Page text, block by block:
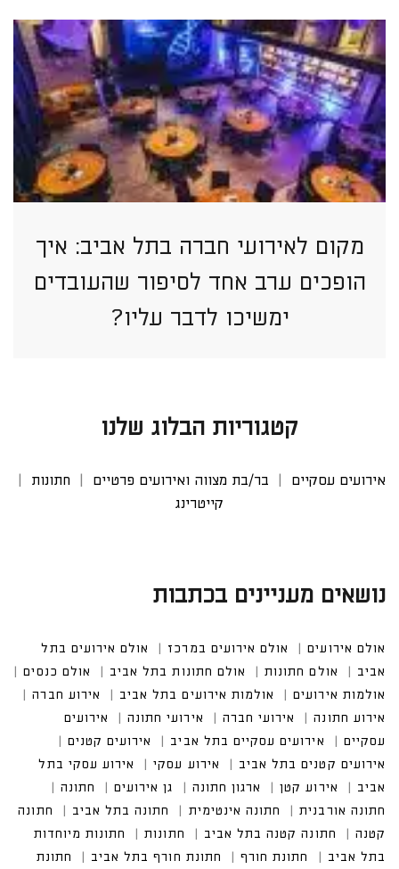
מקום לאירועי חברה בתל אביב: איך
הופכים ערב אחד לסיפור שהעובדים
ימשיכו לדבר עליו?
קטגוריות הבלוג שלנו
אירועים עסקיים בר/בת מצווה ואירועים פרטיים
חתונות
קייטרינג
נושאים מעניינים בכתבות
אולם אירועים אולם אירועים במרכז
אולם אירועים בתל
אביב
אולם חתונות אולם חתונות בתל אביב
אולם כנסים
אולמות אירועים
אולמות אירועים בתל אביב
אירוע חברה
אירוע חתונה
אירועי חברה אירועי חתונה
אירועים
עסקיים
אירועים עסקיים בתל אביב
אירועים קטנים
אירועים קטנים בתל אביב
אירוע עסקי
אירוע עסקי בתל
אביב
אירוע קטן ארגון חתונה גן אירועים
חתונה
חתונה אורבנית
חתונה אינטימית חתונה בתל אביב
חתונה
קטנה
חתונה קטנה בתל אביב חתונות
חתונות מיוחדות
בתל אביב
חתונת חורף חתונת חורף בתל אביב חתונת